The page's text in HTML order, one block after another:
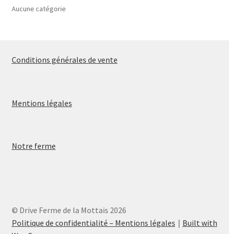
Aucune catégorie
Conditions générales de vente
Mentions légales
Notre ferme
© Drive Ferme de la Mottais 2026
Politique de confidentialité – Mentions légales
Built with